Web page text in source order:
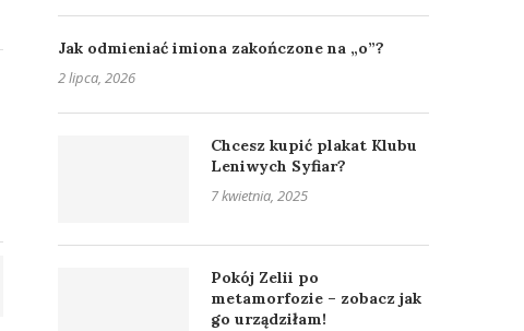
Jak odmieniać imiona zakończone na „o”?
2 lipca, 2026
Chcesz kupić plakat Klubu
Leniwych Syfiar?
7 kwietnia, 2025
Pokój Zelii po
metamorfozie – zobacz jak
go urządziłam!